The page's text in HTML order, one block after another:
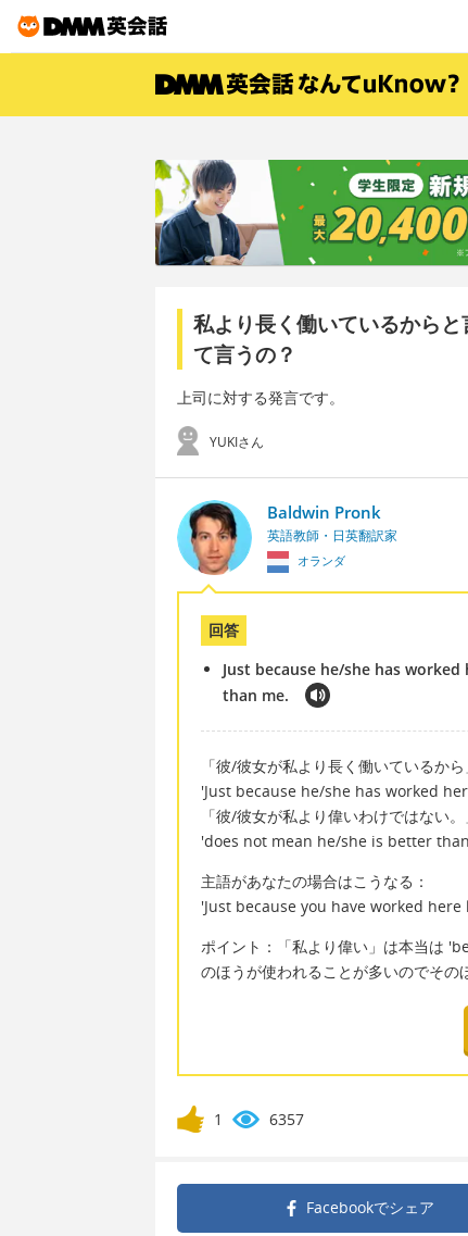
私より長く働いているから
て言うの？
上司に対する発言です。
YUKIさん
Baldwin Pronk
英語教師・日英翻訳家
オランダ
回答
Just because he/she has
than me.
「彼/彼女が私より長く働いているから
'Just because he/she has worked
「彼/彼女が私より偉いわけではない。
'does not mean he/she is better
主語があなたの場合はこうなる：
'Just because you have worked
ポイント：「私より偉い」は本当は
のほうが使われることが多いのでその
1 6357
Facebookでシェア